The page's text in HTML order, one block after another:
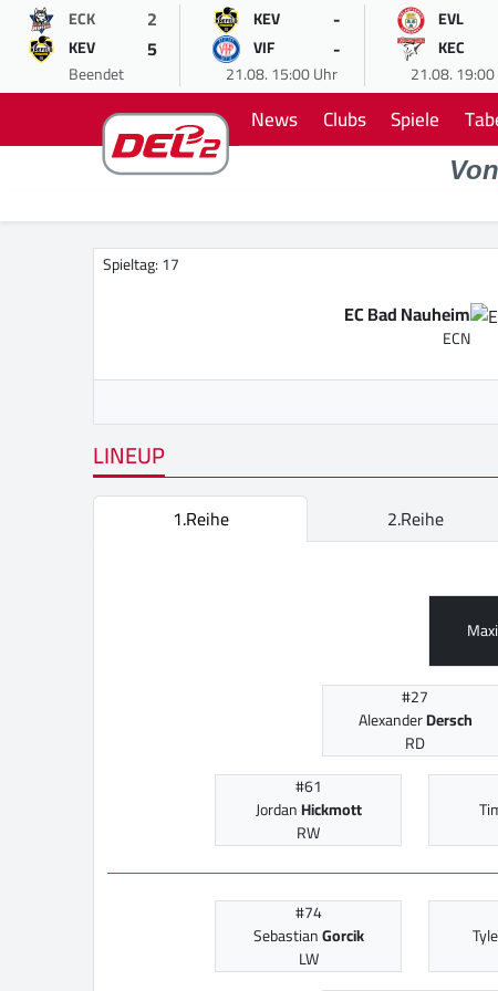
ECK 2
KEV 5
Beendet
KEV -
VIF -
21.08. 15:00 Uhr
EVL
KEC
21.08.
News Clubs Spiele
Von
Spieltag: 17
EC Bad Nauheim
ECN
LINEUP
1.Reihe 2.Reihe
#27
AlexanderDersch
RD
#61
JordanHickmott
RW
#74
SebastianGorcik
LW